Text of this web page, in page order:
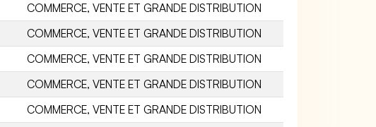
COMMERCE, VENTE ET GRANDE DISTRIBUTION
COMMERCE, VENTE ET GRANDE DISTRIBUTION
COMMERCE, VENTE ET GRANDE DISTRIBUTION
COMMERCE, VENTE ET GRANDE DISTRIBUTION
COMMERCE, VENTE ET GRANDE DISTRIBUTION